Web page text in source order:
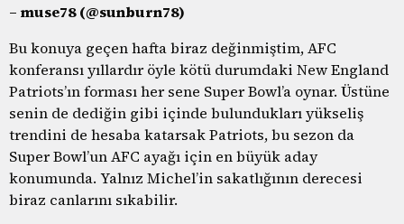
– muse78 (@sunburn78)
Bu konuya geçen hafta biraz değinmiştim, AFC
konferansı yıllardır öyle kötü durumdaki New England
Patriots’ın forması her sene Super Bowl’a oynar. Üstüne
senin de dediğin gibi içinde bulundukları yükseliş
trendini de hesaba katarsak Patriots, bu sezon da
Super Bowl’un AFC ayağı için en büyük aday
konumunda. Yalnız Michel’in sakatlığının derecesi
biraz canlarını sıkabilir.